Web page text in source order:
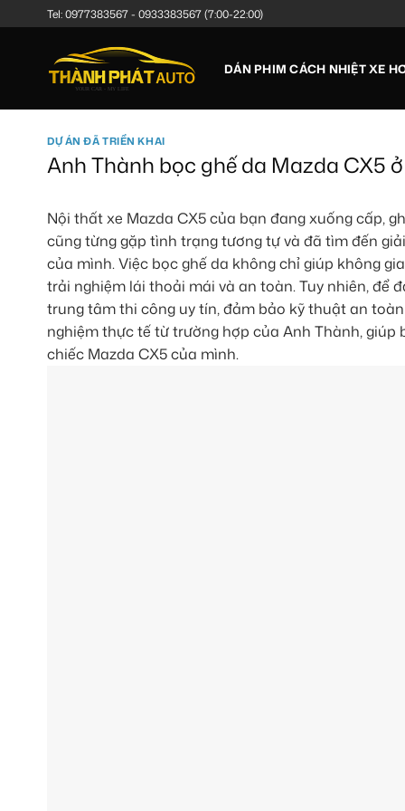
qua
Tel:0977383567- 0933383567(7:00-22:00)
DÁN PHIM CÁCH NHIỆT XE
DỰ ÁN ĐÃ TRIỂN KHAI
Anh Thành bọc ghế da Mazda CX5
Nội thất xe Mazda CX5 của bạn đang xuống cấp,
cũng từng gặp tình trạng tương tự và đã tìm đến
của mình. Việc bọc ghế da không chỉ giúp không
trải nghiệm lái thoải mái và an toàn. Tuy nhiên, để
trung tâm thi công uy tín, đảm bảo kỹ thuật an
nghiệm thực tế từ trường hợp của Anh Thành,
chiếc Mazda CX5 của mình.